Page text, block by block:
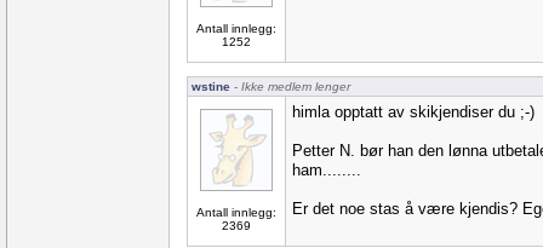
Antall innlegg:
1252
wstine - Ikke medlem lenger
Antall innlegg:
2369
himla opptatt av skikjendiser du ;-)
Petter N. bør han den lønna
ham........
Er det noe stas å være kjendis?